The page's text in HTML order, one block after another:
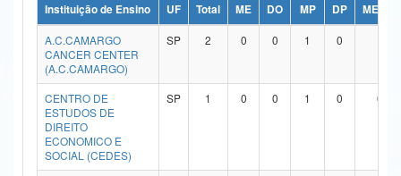
Ministério da Ciência, Tecnologia, Inovações e Comunicações
Ministério do Meio Ambiente
Ministério do Turismo
Ministério do Desenvolvimento Regional
Controladoria-Geral da União
Instituição de Ensino UF Total ME DO MP DP
ME/DO
A.C.CAMARGO
CANCER CENTER
(A.C.CAMARGO)
SP 2 0 0 1 0
CENTRO DE
ESTUDOS DE
DIREITO
ECONOMICO E
SOCIAL (CEDES)
SP 1 0 0 1 0 0